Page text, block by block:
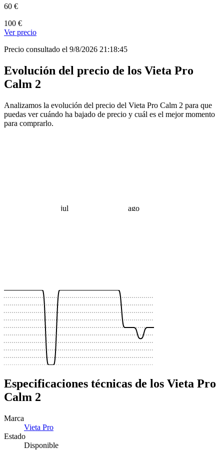
60 €
100 €
Ver precio
Precio consultado el 9/8/2026 21:18:45
Evolución del precio de los Vieta Pro
Calm 2
Analizamos la evolución del precio del Vieta Pro Calm 2 para que
puedas ver cuándo ha bajado de precio y cuál es el mejor momento
para comprarlo.
jul ago
Especificaciones técnicas de los Vieta Pro
Calm 2
Marca
Vieta Pro
Estado
Disponible